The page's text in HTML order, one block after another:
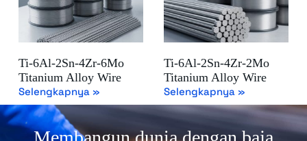
Ti-6Al-2Sn-4Zr-6Mo
Titanium Alloy Wire
Selengkapnya »
Ti-6Al-2Sn-4Zr-2Mo
Titanium Alloy Wire
Selengkapnya »